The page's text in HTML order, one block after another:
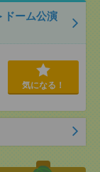
ドーム公演
気になる！